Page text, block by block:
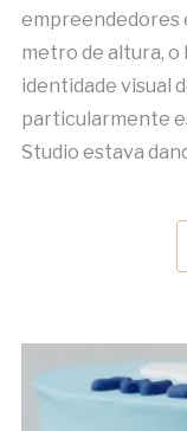
empreendedores
metro de altura,
identidade visual
particularmente
Studio estava